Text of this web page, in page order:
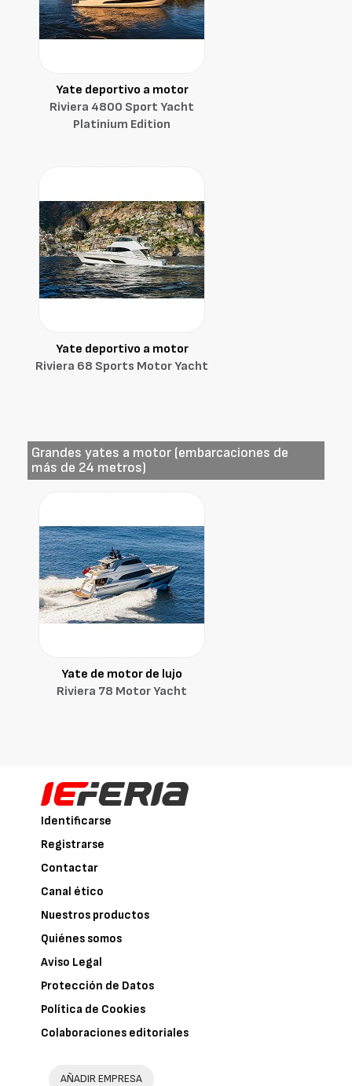
Yate deportivo a motor
Riviera 4800 Sport Yacht
Platinium Edition
Yate deportivo a motor
Riviera 68 Sports Motor Yacht
Grandes yates a motor (embarcaciones de
más de 24 metros)
Yate de motor de lujo
Riviera 78 Motor Yacht
Identificarse
Registrarse
Contactar
Canal ético
Nuestros productos
Quiénes somos
Aviso Legal
Protección de Datos
Política de Cookies
Colaboraciones editoriales
AÑADIR EMPRESA